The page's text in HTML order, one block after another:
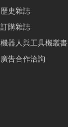
歷史雜誌
訂購雜誌
機器人與工具機叢書
廣告合作洽詢